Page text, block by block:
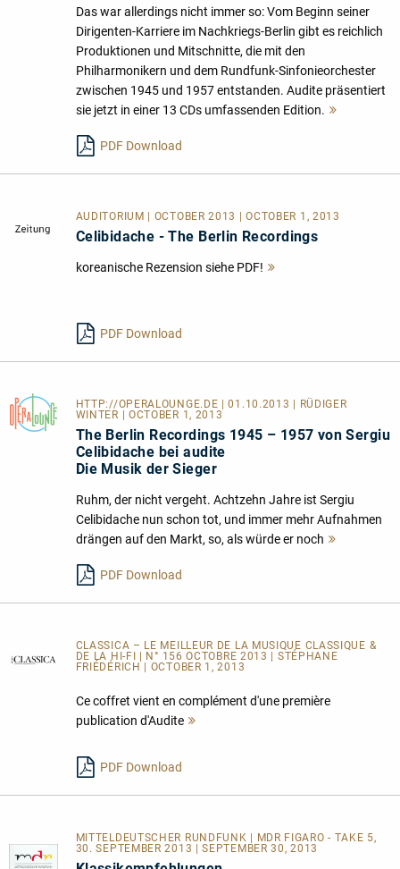
Das war allerdings nicht immer so: Vom Beginn seiner
Dirigenten-Karriere im Nachkriegs-Berlin gibt es reichlich
Produktionen und Mitschnitte, die mit den
Philharmonikern und dem Rundfunk-Sinfonieorchester
zwischen 1945 und 1957 entstanden. Audite präsentiert
sie jetzt in einer 13 CDs umfassenden Edition.
PDF Download
AUDITORIUM | OCTOBER 2013 | OCTOBER 1, 2013
Celibidache - The Berlin Recordings
koreanische Rezension siehe PDF!
PDF Download
HTTP://OPERALOUNGE.DE | 01.10.2013 | RÜDIGER
WINTER | OCTOBER 1, 2013
The Berlin Recordings 1945 – 1957 von Sergiu
Celibidache bei audite
Die Musik der Sieger
Ruhm, der nicht vergeht. Achtzehn Jahre ist Sergiu
Celibidache nun schon tot, und immer mehr Aufnahmen
drängen auf den Markt, so, als würde er noch
PDF Download
CLASSICA – LE MEILLEUR DE LA MUSIQUE CLASSIQUE &
DE LA HI-FI | N° 156 OCTOBRE 2013 | STÉPHANE
FRIÉDÉRICH | OCTOBER 1, 2013
Ce coffret vient en complément d'une première
publication d'Audite
PDF Download
MITTELDEUTSCHER RUNDFUNK | MDR FIGARO - TAKE 5,
30. SEPTEMBER 2013 | SEPTEMBER 30, 2013